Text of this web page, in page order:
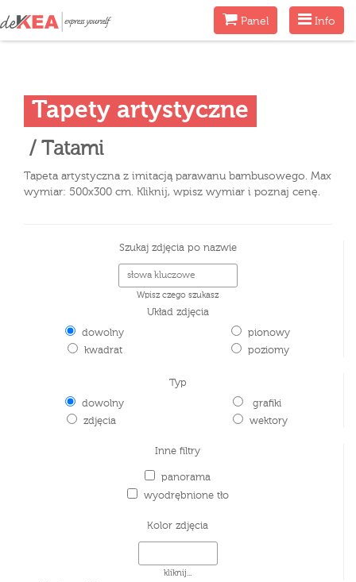
Menu
Info
MenuPanel
Tapety artystyczne
/ Tatami
Tapeta artystyczna z imitacją parawanu bambusowego. Max
wymiar: 500x300 cm. Kliknij, wpisz wymiar i poznaj cenę.
Szukaj zdjęcia po nazwie
Wpisz czego szukasz
Układ zdjęcia
dowolny
kwadrat
pionowy
poziomy
Typ
dowolny
zdjęcia
grafiki
wektory
Inne filtry
panorama
wyodrębnione tło
Kolor zdjęcia
kliknij...